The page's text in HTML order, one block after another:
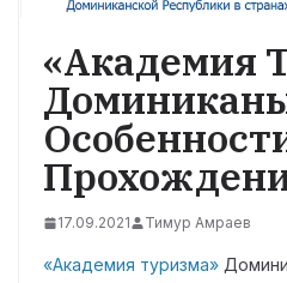
«Академия
17.09.2021 Тимур Амраев
«Академия туризма»